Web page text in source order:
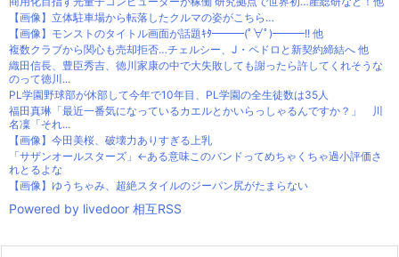
【画像】立体駐車場から転落したクルマの姿がこちら…
【画像】モンストのタイトル画面が話題ｷﾀ━━━(ﾟ∀ﾟ)━━━!! 他
複数クラブから関心も売却拒否…チェルシー、J・ペドロと新契約締結へ 他
織田信長、豊臣秀吉、徳川家康の中で大失敗しても謝ったら許してくれそうな
のって徳川...
PL学園野球部が休部して今年で10年目、PL学園の全生徒数は35人
福田真琳「最近一番気になっているカエルとかいらっしゃるんですか？」 川
名凜「それ...
【画像】今田美桜、破壊力ありすぎる上乳
「サザンオールスターズ」←ある意味このバンドってめちゃくちゃ過小評価さ
れとるよな
【画像】ゆうちゃみ、超絶スタイルのジーパン尻がたまらない
Powered by livedoor 相互RSS